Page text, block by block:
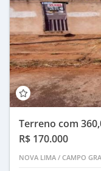
Terreno com
R$ 170.000
NOVA LIMA / CAMPO